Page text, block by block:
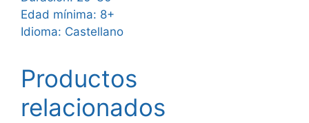
Edad mínima: 8+
Idioma: Castellano
Productos
relacionados